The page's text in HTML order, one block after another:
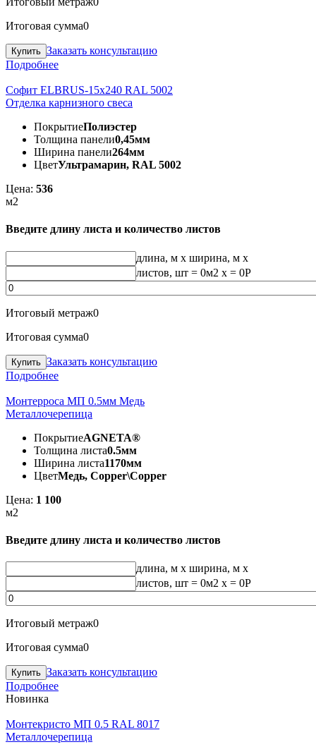
Итоговая сумма0
Заказать консультацию
Подробнее
Софит ELBRUS-15х240 RAL 5002
Отделка карнизного свеса
ПокрытиеПолиэстер
Толщина панели0,45мм
Ширина панели264мм
ЦветУльтрамарин, RAL 5002
Цена: 536
м2
Введите длину листа и количество листов
длина, м x ширина, м x
листов, шт = 0м2 x = 0Р
Итоговый метраж0
Итоговая сумма0
Заказать консультацию
Подробнее
Монтерроса МП 0.5мм Медь
Металлочерепица
ПокрытиеAGNETA®
Толщина листа0.5мм
Ширина листа1170мм
ЦветМедь, Copper\Copper
Цена: 1 100
м2
Введите длину листа и количество листов
длина, м x ширина, м x
листов, шт = 0м2 x = 0Р
Итоговый метраж0
Итоговая сумма0
Заказать консультацию
Подробнее
Новинка
Монтекристо МП 0.5 RAL 8017
Металлочерепица